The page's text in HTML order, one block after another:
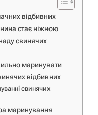
відбивних
стає ніжною
свинячих
маринувати
відбивних
свинячих
маринування